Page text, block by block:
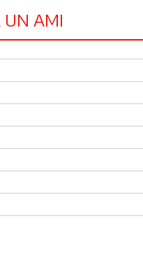
UN AMI